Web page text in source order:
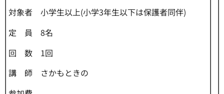
対象者 小学生以上(小学3年生以下は保護者同伴)
定 員 8名
回 数 1回
講 師 さかもときの